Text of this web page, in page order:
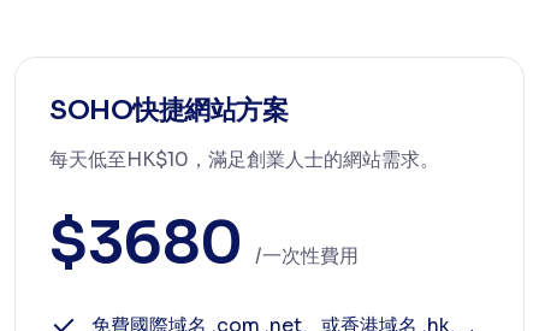
SOHO快捷網站方案
每天低至HK$10，滿足創業人士的網站需求。
$3680 /一次性費用
免費國際域名 .com .net、或香港域名 .hk、,